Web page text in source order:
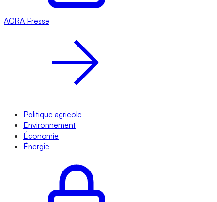
AGRA Presse
Politique agricole
Environnement
Économie
Énergie